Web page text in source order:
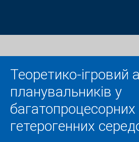
Теоретико-ігровий
планувальників у
багатопроцесорних
гетерогенних